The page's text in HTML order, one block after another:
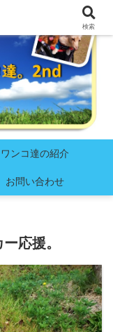
ワンコ達の紹介
お問い合わせ
応援。
検索